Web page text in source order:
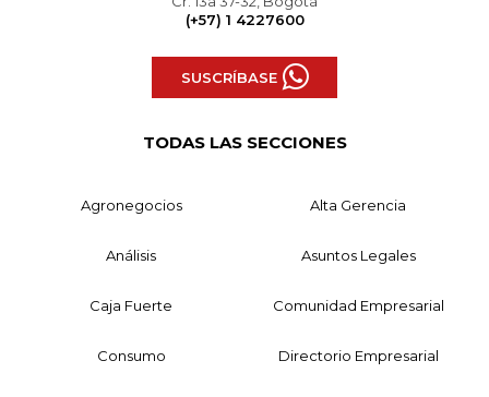
(+57) 1 4227600
SUSCRÍBASE
TODAS LAS SECCIONES
Agronegocios Alta Gerencia
Análisis Asuntos Legales
Caja Fuerte Comunidad Empresarial
Consumo Directorio Empresarial